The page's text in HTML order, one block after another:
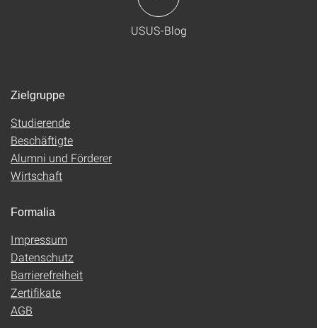
USUS-Blog
Zielgruppe
Studierende
Beschäftigte
Alumni und Förderer
Wirtschaft
Formalia
Impressum
Datenschutz
Barrierefreiheit
Zertifikate
AGB